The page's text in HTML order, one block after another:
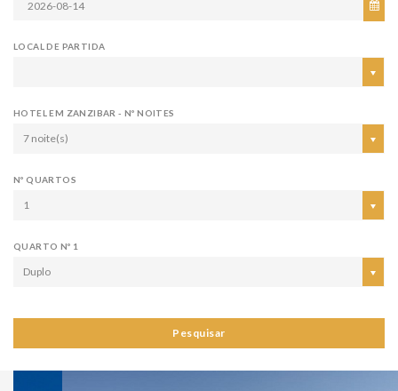
LOCAL DE PARTIDA
HOTEL EM ZANZIBAR - Nº NOITES
7 noite(s)
Nº QUARTOS
1
QUARTO Nº 1
Duplo
Pesquisar